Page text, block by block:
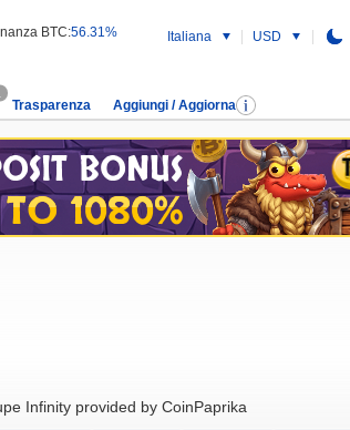
BTC:56.31% Italiana USD
Trasparenza Aggiungi / Aggiorna
Infinity provided by CoinPaprika